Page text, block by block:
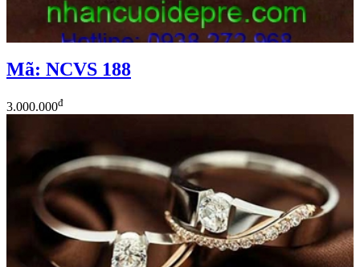
Mã: NCVS 188
3.000.000đ